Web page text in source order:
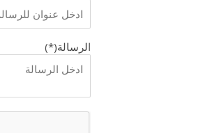
الرسالة(*)